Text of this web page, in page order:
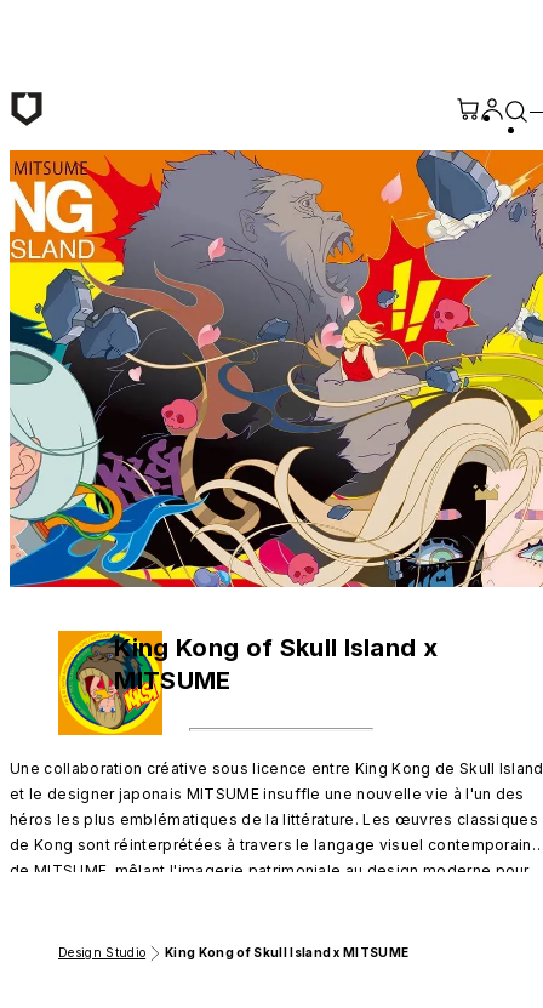
King Kong of Skull Island x
MITSUME
Une collaboration créative sous licence entre King Kong de Skull Island
et le designer japonais MITSUME insuffle une nouvelle vie à l'un des
héros les plus emblématiques de la littérature. Les œuvres classiques
de Kong sont réinterprétées à travers le langage visuel contemporain
de MITSUME, mêlant l'imagerie patrimoniale au design moderne pour
Design Studio King Kong of Skull Island x MITSUME